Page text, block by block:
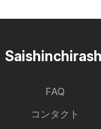
FAQ
コンタクト